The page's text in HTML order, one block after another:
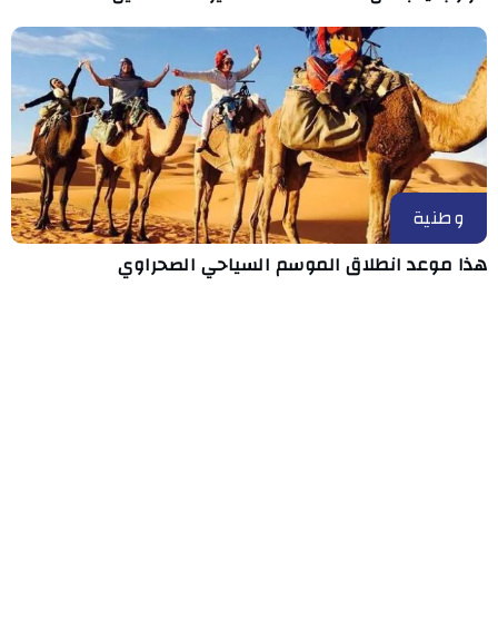
وطنية
هذا موعد انطلاق الموسم السياحي الصحراوي